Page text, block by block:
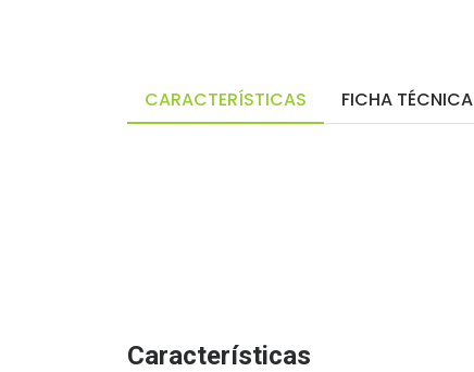
CARACTERÍSTICAS FICHA TÉCNICA
Características